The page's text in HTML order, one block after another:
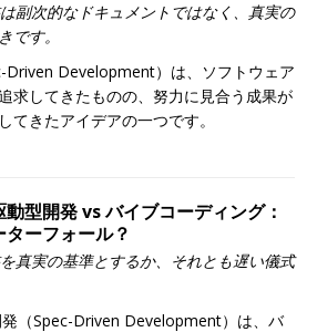
副次的なドキュメントではなく、真実の
です。
Driven Development）は、ソフトウェア
求してきたものの、努力に見合う成果が
てきたアイデアの一つです。
動型開発 vs バイブコーディング：
ターフォール？
真実の基準とするか、それとも遅い儀式
（Spec-Driven Development）は、バ